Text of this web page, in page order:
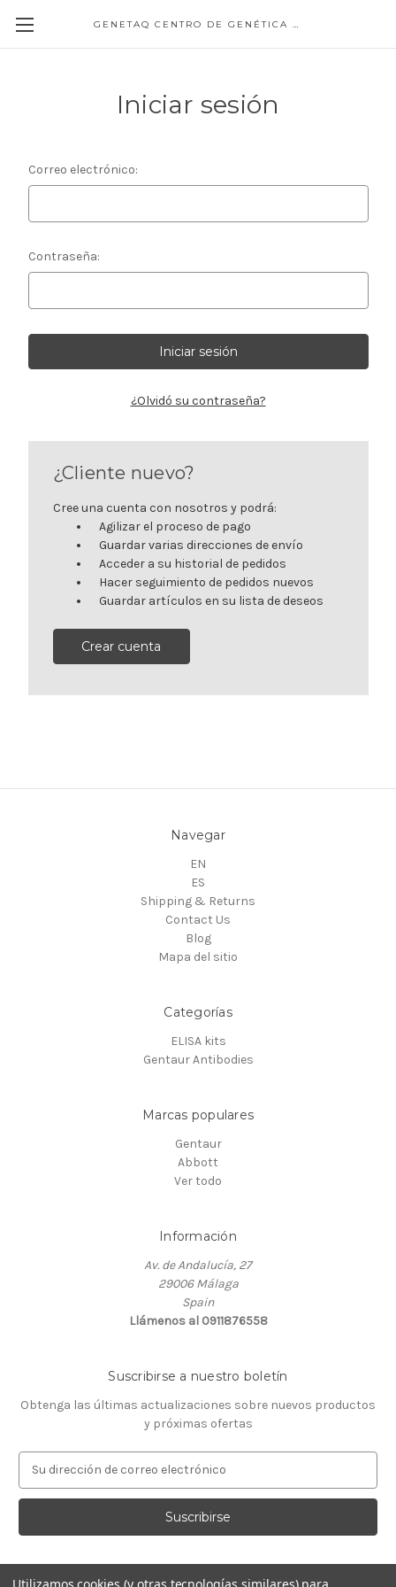
GENETAQ CENTRO DE GENÉTICA MOLECULAR
Iniciar sesión
Correo electrónico:
Contraseña:
¿Olvidó su contraseña?
¿Cliente nuevo?
Cree una cuenta con nosotros y podrá:
Agilizar el proceso de pago
Guardar varias direcciones de envío
Acceder a su historial de pedidos
Hacer seguimiento de pedidos nuevos
Guardar artículos en su lista de deseos
Crear cuenta
Navegar
EN
ES
Shipping & Returns
Contact Us
Blog
Mapa del sitio
Categorías
ELISA kits
Gentaur Antibodies
Marcas populares
Gentaur
Abbott
Ver todo
Información
Av. de Andalucía, 27
29006 Málaga
Spain
Llámenos al 0911876558
Suscribirse a nuestro boletín
Obtenga las últimas actualizaciones sobre nuevos productos
y próximas ofertas
r
c